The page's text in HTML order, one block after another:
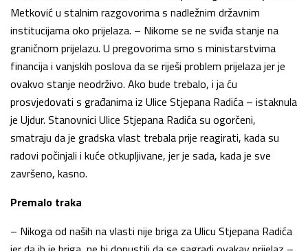
Metković u stalnim razgovorima s nadležnim državnim
institucijama oko prijelaza. – Nikome se ne sviđa stanje na
graničnom prijelazu. U pregovorima smo s ministarstvima
financija i vanjskih poslova da se riješi problem prijelaza jer je
ovakvo stanje neodrživo. Ako bude trebalo, i ja ću
prosvjedovati s građanima iz Ulice Stjepana Radića – istaknula
je Ujdur. Stanovnici Ulice Stjepana Radića su ogorčeni,
smatraju da je gradska vlast trebala prije reagirati, kada su
radovi počinjali i kuće otkupljivane, jer je sada, kada je sve
završeno, kasno.
Premalo traka
– Nikoga od naših na vlasti nije briga za Ulicu Stjepana Radića